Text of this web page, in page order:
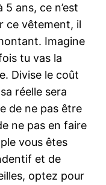
ans, ce n’est
ce vêtement, il
Imagine
tu vas la
Divise le coût
réelle sera
de ne pas être
ne pas en faire
vous êtes
et de
optez pour